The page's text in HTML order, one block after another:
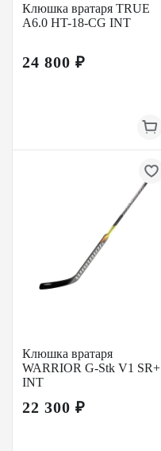
Клюшка вратаря TRUE
A6.0 HT-18-CG INT
24 800 ₽
Клюшка вратаря
WARRIOR G-Stk V1 SR+
INT
22 300 ₽